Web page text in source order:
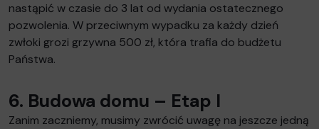
nastąpić w czasie do 3 lat od wydania ostatecznego
pozwolenia. W przeciwnym wypadku za każdy dzień
zwłoki grozi grzywna 500 zł, która trafia do budżetu
Państwa.
6. Budowa domu – Etap I
Zanim zaczniemy, musimy zwrócić uwagę na jeszcze jedną